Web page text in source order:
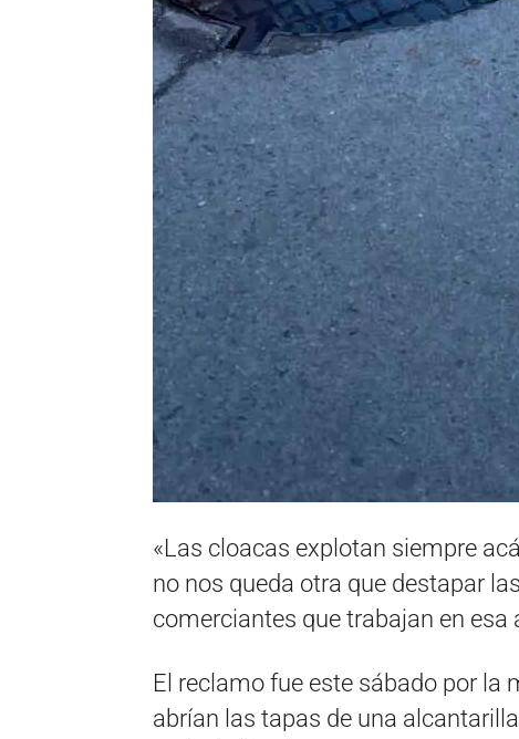
«Las cloacas explotan siempre
no nos queda otra que destapar
comerciantes que trabajan en esa
El reclamo fue este sábado por la
abrían las tapas de una